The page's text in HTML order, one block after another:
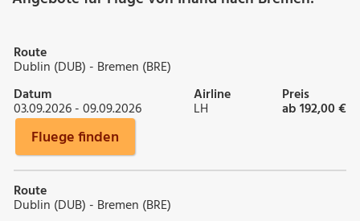
Route
Dublin (DUB) - Bremen (BRE)
Datum
03.09.2026 - 09.09.2026
Airline
LH
Preis
ab 192,00 €
Fluege finden
Route
Dublin (DUB) - Bremen (BRE)